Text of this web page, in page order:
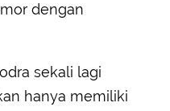
dengan
sekali lagi
hanya memiliki